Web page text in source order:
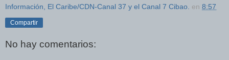
Información, El Caribe/CDN-Canal 37 y el Canal 7 Cibao. en 8:57
Compartir
No hay comentarios: